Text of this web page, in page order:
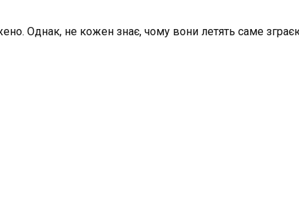
Однак, не кожен знає, чому вони летять саме